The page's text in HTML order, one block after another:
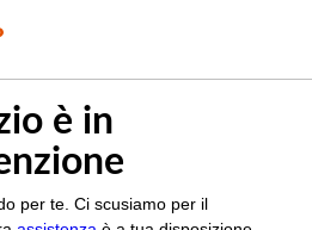
è in
per te. Ci scusiamo per il